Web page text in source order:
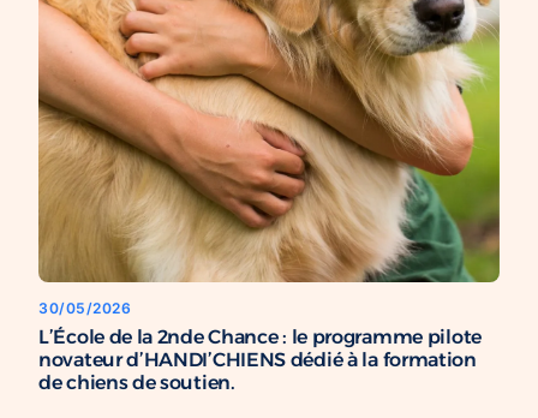
30/05/2026
L’École de la 2nde Chance : le programme pilote
novateur d’HANDI’CHIENS dédié à la formation
de chiens de soutien.